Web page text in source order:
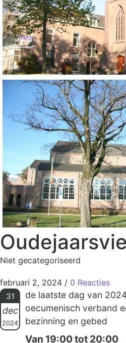
Niet gecategoriseerd
februari 2, 2024 / 0 Reacties
31
dec
2024
de laatste dag van
oecumenisch verband
bezinning en gebed
Van 19:00 tot 20:00